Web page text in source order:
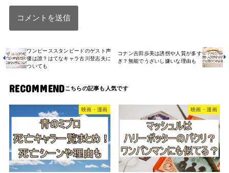
ワンピーススタンピードのゲスト声
優は誰？はてなキャラ古川登志夫に
ついても
コナン吉田歩美は誘拐や人質が多す
ぎ？無能でうざいし嫌いな理由も
RECOMMEND
映画・漫画 映画・漫画